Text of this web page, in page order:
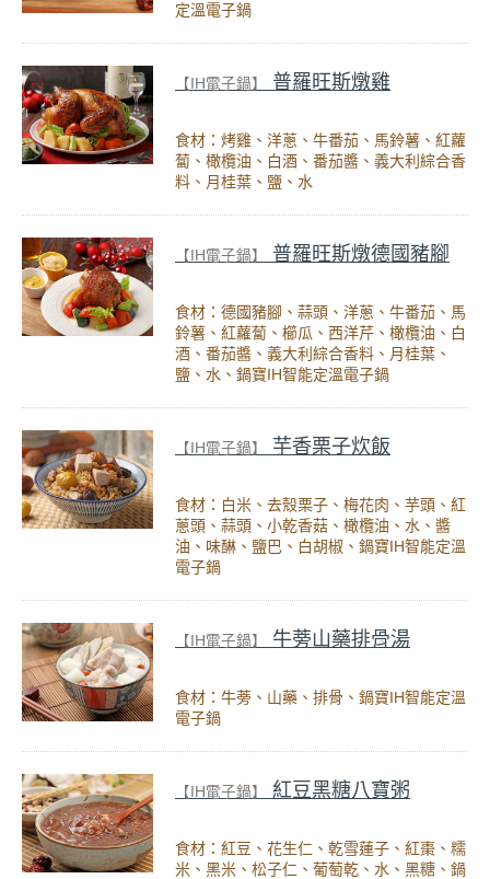
定溫電子鍋
【IH電子鍋】 普羅旺斯燉雞
食材：烤雞、洋蔥、牛番茄、馬鈴薯、紅蘿
蔔、橄欖油、白酒、番茄醬、義大利綜合香
料、月桂葉、鹽、水
【IH電子鍋】 普羅旺斯燉德國豬腳
食材：德國豬腳、蒜頭、洋蔥、牛番茄、馬
鈴薯、紅蘿蔔、櫛瓜、西洋芹、橄欖油、白
酒、番茄醬、義大利綜合香料、月桂葉、
鹽、水、鍋寶IH智能定溫電子鍋
【IH電子鍋】 芋香栗子炊飯
食材：白米、去殼栗子、梅花肉、芋頭、紅
蔥頭、蒜頭、小乾香菇、橄欖油、水、醬
油、味醂、鹽巴、白胡椒、鍋寶IH智能定溫
電子鍋
【IH電子鍋】 牛蒡山藥排骨湯
食材：牛蒡、山藥、排骨、鍋寶IH智能定溫
電子鍋
【IH電子鍋】 紅豆黑糖八寶粥
食材：紅豆、花生仁、乾雪蓮子、紅棗、糯
米、黑米、松子仁、葡萄乾、水、黑糖、鍋